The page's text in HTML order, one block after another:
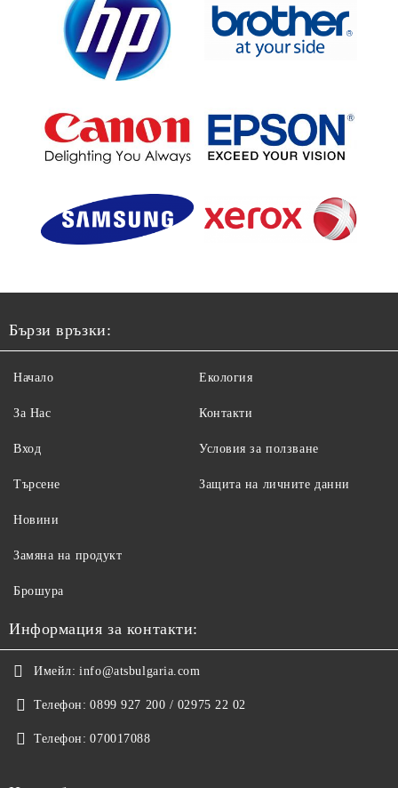
Бързи връзки:
Начало
За Нас
Вход
Търсене
Екология
Контакти
Условия за ползване
Защита на личните данни
Новини
Замяна на продукт
Брошура
Информация за контакти:
Имейл: info@atsbulgaria.com
Телефон: 0899 927 200 / 02975 22 02
Телефон: 070017088